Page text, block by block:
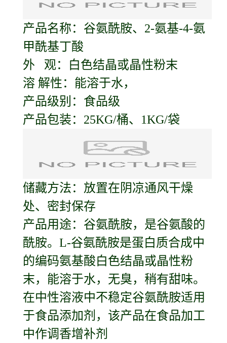
产品名称： 谷氨酰胺、2-氨基-4-氨
甲酰基丁酸
外 观：白色结晶或晶性粉末
溶 解性：能溶于水，
产品级别：食品级
产品包装：25KG/桶、1KG/袋
储藏方法：放置在阴凉通风干燥
处、密封保存
产品用途：谷氨酰胺，是谷氨酸的
酰胺。L-谷氨酰胺是蛋白质合成中
的编码氨基酸白色结晶或晶性粉
末，能溶于水，无臭，稍有甜味。
在中性溶液中不稳定谷氨酰胺适用
于食品添加剂，该产品在食品加工
中作调香增补剂